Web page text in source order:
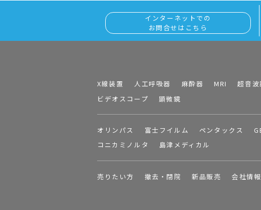
インターネットでの
お問合せはこちら
X線装置 人工呼吸器 麻酔器 MRI 超音波
ビデオスコープ
顕微鏡
オリンパス 富士フイルム ペンタックス
コニカミノルタ
島津メディカル
売りたい方 撤去・閉院 新品販売 会社情報